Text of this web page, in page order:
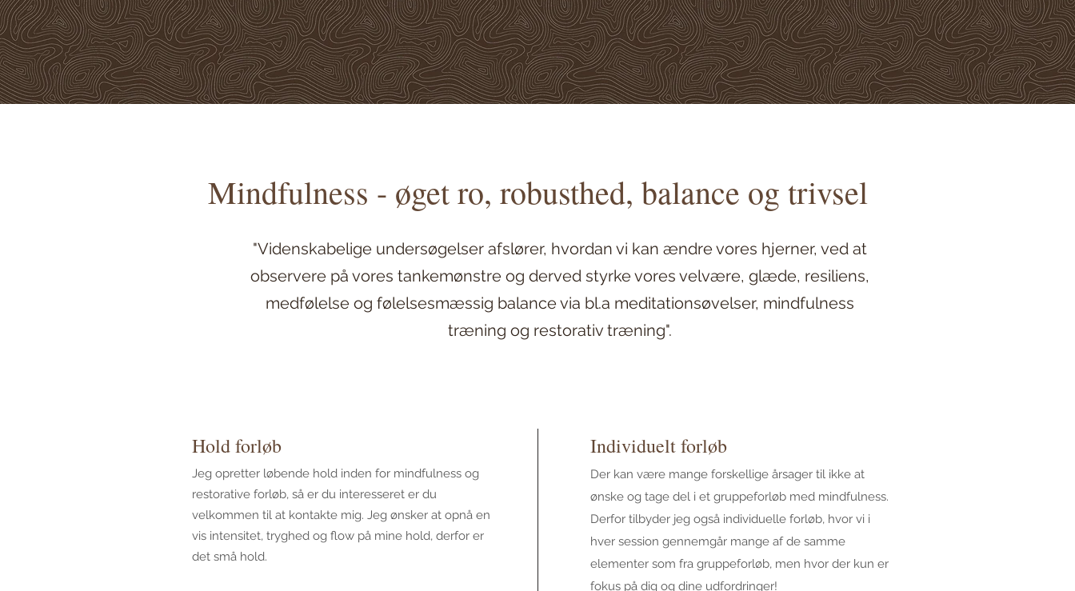
Mindfulness - øget ro, robusthed, balance og trivsel
"Videnskabelige undersøgelser afslører, hvordan vi kan ændre vores hjerner, ved at
observere på vores tankemønstre og derved styrke vores velvære, glæde, resiliens,
medfølelse og følelsesmæssig balance via bl.a meditationsøvelser, mindfulness
træning og restorativ træning".
Hold forløb
Jeg opretter løbende hold inden for mindfulness og
restorative forløb, så er du interesseret er du
velkommen til at kontakte mig. Jeg ønsker at opnå en
vis intensitet, tryghed og flow på mine hold, derfor er
det små hold.
Individuelt forløb
Der kan være mange forskellige årsager til ikke at
ønske og tage del i et gruppeforløb med mindfulness.
Derfor tilbyder jeg også individuelle forløb, hvor vi i
hver session gennemgår mange af de samme
elementer som fra gruppeforløb, men hvor der kun er
fokus på dig og dine udfordringer!